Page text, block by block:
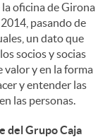
oficina de Girona
pasando de
un dato que
socios y socias
valor y en la forma
y entender las
las personas.
del Grupo Caja